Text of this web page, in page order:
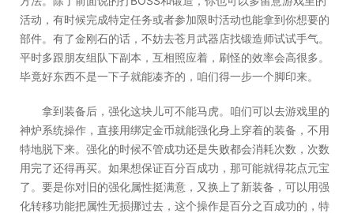
活动，有时候完成特定任务或者参加限时活动也能拿到你想要的
部件。有了金刚石的话，不妨去苍月武器店找锻造师试试手气。
平时多跟朋友组队下副本，互相照应着，刷怪的效率会高很多。
毕竟好东西不是一下子就能凑齐的，咱们得一步一个脚印来。
拿到装备后，强化这块儿可不能马虎。咱们可以去游戏里的
神炉系统操作，直接用绑定金币就能强化身上穿着的装备，不用
特地脱下来。强化的时候不管成功还是失败都会消耗次数，次数
用完了还得再买。如果想保证百分百成功，那可能就得花点元宝
了。要是你对旧的强化属性挺满意，又换上了新装备，可以用强
化转移功能把属性无损挪过去，这个操作是百分之百成功的，特